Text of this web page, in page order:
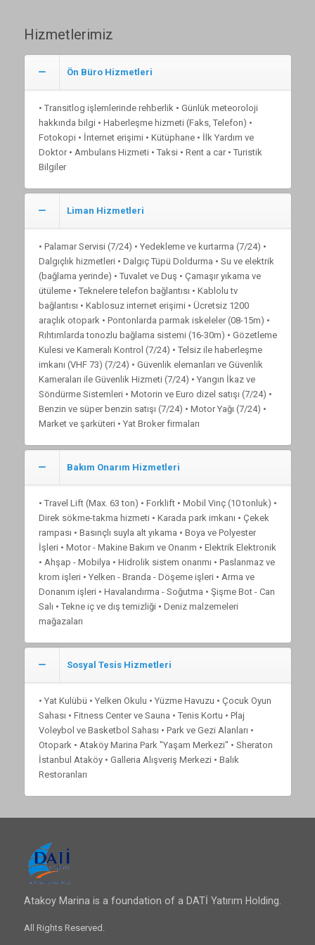
Hizmetlerimiz
Ön Büro Hizmetleri
• Transitlog işlemlerinde rehberlik • Günlük meteoroloji
hakkında bilgi • Haberleşme hizmeti (Faks, Telefon) •
Fotokopi • İnternet erişimi • Kütüphane • İlk Yardım ve
Doktor • Ambulans Hizmeti • Taksi • Rent a car • Turistik
Bilgiler
Liman Hizmetleri
• Palamar Servisi (7/24) • Yedekleme ve kurtarma (7/24) •
Dalgıçlık hizmetleri • Dalgıç Tüpü Doldurma • Su ve elektrik
(bağlama yerinde) • Tuvalet ve Duş • Çamaşır yıkama ve
ütüleme • Teknelere telefon bağlantısı • Kablolu tv
bağlantısı • Kablosuz internet erişimi • Ücretsiz 1200
araçlık otopark • Pontonlarda parmak iskeleler (08-15m) •
Rıhtımlarda tonozlu bağlama sistemi (16-30m) • Gözetleme
Kulesi ve Kameralı Kontrol (7/24) • Telsiz ile haberleşme
imkanı (VHF 73) (7/24) • Güvenlik elemanları ve Güvenlik
Kameraları ile Güvenlik Hizmeti (7/24) • Yangın İkaz ve
Söndürme Sistemleri • Motorin ve Euro dizel satışı (7/24) •
Benzin ve süper benzin satışı (7/24) • Motor Yağı (7/24) •
Market ve şarküteri • Yat Broker firmaları
Bakım Onarım Hizmetleri
• Travel Lift (Max. 63 ton) • Forklift • Mobil Vinç (10 tonluk) •
Direk sökme-takma hizmeti • Karada park imkanı • Çekek
rampası • Basınçlı suyla alt yıkama • Boya ve Polyester
İşleri • Motor - Makine Bakım ve Onarım • Elektrik Elektronik
• Ahşap - Mobilya • Hidrolik sistem onarımı • Paslanmaz ve
krom işleri • Yelken - Branda - Döşeme işleri • Arma ve
Donanım işleri • Havalandırma - Soğutma • Şişme Bot - Can
Salı • Tekne iç ve dış temizliği • Deniz malzemeleri
mağazaları
Sosyal Tesis Hizmetleri
• Yat Kulübü • Yelken Okulu • Yüzme Havuzu • Çocuk Oyun
Sahası • Fitness Center ve Sauna • Tenis Kortu • Plaj
Voleybol ve Basketbol Sahası • Park ve Gezi Alanları •
Otopark • Ataköy Marina Park "Yaşam Merkezi" • Sheraton
İstanbul Ataköy • Galleria Alışveriş Merkezi • Balık
Restoranları
Atakoy Marina is a foundation of a DATİ Yatırım Holding.
All Rights Reserved.